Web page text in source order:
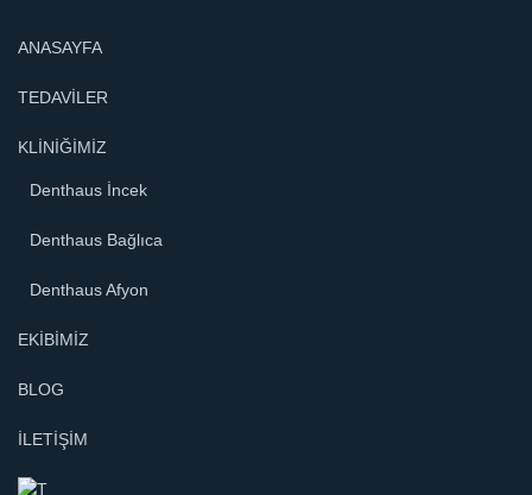
ANASAYFA
TEDAVİLER
KLİNİĞİMİZ
Denthaus İncek
Denthaus Bağlıca
Denthaus Afyon
EKİBİMİZ
BLOG
İLETİŞİM